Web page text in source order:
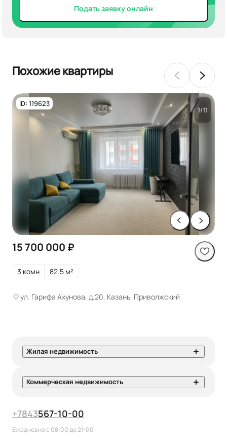
Подать заявку онлайн
Похожие квартиры
ID: 119623
1/11
15 700 000 ₽
3 комн 82.5 м²
ул. Гарифа Ахунова, д.20, Казань, Приволжский
Жилая недвижимость
Коммерческая недвижимость
+7843567-10-00
Ежедневно с 08:00 до 21:00